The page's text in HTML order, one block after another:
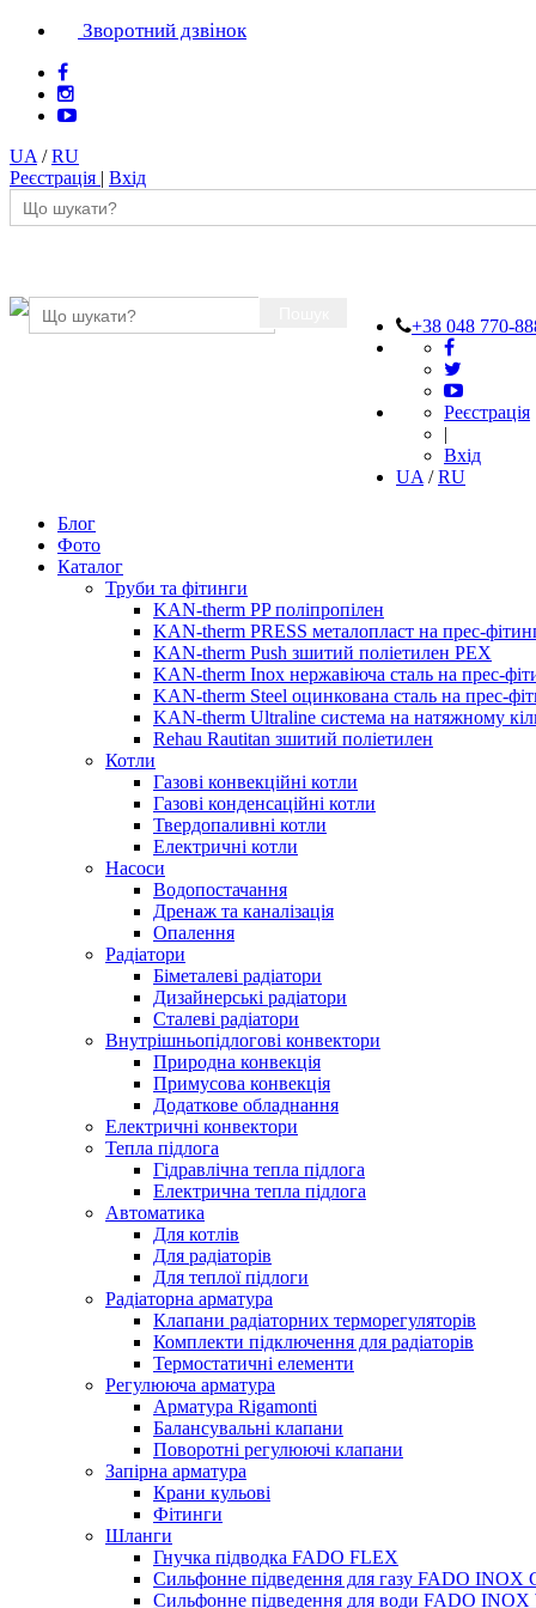
Зворотний дзвінок
UA /RU
Реєстрація | Вхід
+38 048 770-
Реєстрація
|
Вхід
UA /RU
Блог
Фото
Каталог
Труби та фітинги
KAN-therm PP поліпропілен
KAN-therm PRESS металопласт на прес-
KAN-therm Push зшитий поліетилен PEX
KAN-therm Inox нержавіюча сталь на прес-
KAN-therm Steel оцинкована сталь на прес-
KAN-therm Ultraline система на натяжному
Rehau Rautitan зшитий поліетилен
Котли
Газові конвекційні котли
Газові конденсаційні котли
Твердопаливні котли
Електричні котли
Насоси
Водопостачання
Дренаж та каналізація
Опалення
Радіатори
Біметалеві радіатори
Дизайнерські радіатори
Сталеві радіатори
Внутрішньопідлогові конвектори
Природна конвекція
Примусова конвекція
Додаткове обладнання
Електричні конвектори
Тепла підлога
Гідравлічна тепла підлога
Електрична тепла підлога
Автоматика
Для котлів
Для радіаторів
Для теплої підлоги
Радіаторна арматура
Клапани радіаторних терморегуляторів
Комплекти підключення для радіаторів
Термостатичні елементи
Регулююча арматура
Арматура Rigamonti
Балансувальні клапани
Поворотні регулюючі клапани
Запірна арматура
Крани кульові
Фітинги
Шланги
Гнучка підводка FADO FLEX
Сильфонне підведення для газу FADO INOX
Сильфонне підведення для води FADO INOX